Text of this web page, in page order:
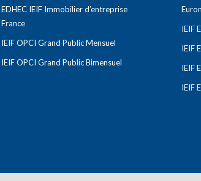
EDHEC IEIF Immobilier d’entreprise
France
IEIF OPCI Grand Public Mensuel
IEIF OPCI Grand Public Bimensuel
IEIF
IEIF
IEIF
IEIF